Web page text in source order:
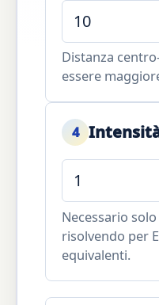
Distanza
essere
4
Necessario
risolvendo per
equivalenti.